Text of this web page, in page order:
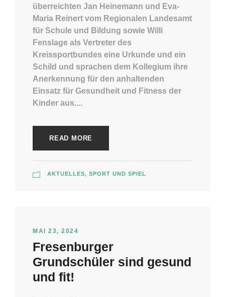
überreichten Jan Heinemann und Eva-
Maria Reinert vom Regionalen Landesamt
für Schule und Bildung sowie Willi
Fenslage als Vertreter des
Kreissportbundes eine Urkunde und ein
Schild und sprachen dem Kollegium ihre
Anerkennung für den anhaltenden
Einsatz für Gesundheit und Fitness der
Kinder aus....
READ MORE
AKTUELLES, SPORT UND SPIEL
MAI 23, 2024
Fresenburger
Grundschüler sind gesund
und fit!